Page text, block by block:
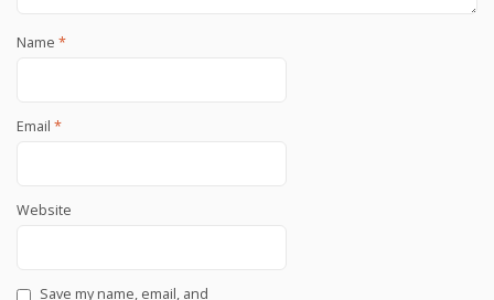
Name *
Email *
Website
Save my name, email, and